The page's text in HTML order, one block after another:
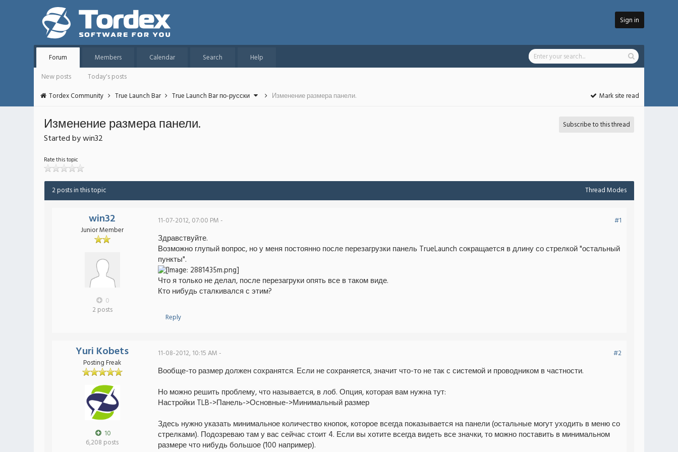
Sign in
Forum Members Calendar Search
Help
New posts
Today's posts
Tordex Community
True Launch Bar True Launch Bar по-русски Изменение размера панели. Mark site read
Изменение размера панели.
Started by win32
Subscribe to this thread
Rate this topic
2 posts in this topic Thread Modes
win32
Junior Member
0
2 posts
11-07-2012, 07:00 PM - #1
Здравствуйте.
Возможно глупый вопрос, но у меня постоянно после перезагрузки панель TrueLaunch сокращается в длину со стрелкой "остальный
пункты".
Что я только не делал, после перезагруки опять все в таком виде.
Кто нибудь сталкивался с этим?
Reply
Yuri Kobets
Posting Freak
10
6,208 posts
11-08-2012, 10:15 AM - #2
Вообще-то размер должен сохранятся. Если не сохраняется, значит что-то не так с системой и проводником в частности.
Но можно решить проблему, что называется, в лоб. Опция, которая вам нужна тут:
Настройки TLB->Панель->Основные->Минимальный размер
Здесь нужно указать минимальное количество кнопок, которое всегда показывается на панели (остальные могут уходить в меню со
стрелками). Подозреваю там у вас сейчас стоит 4. Если вы хотите всегда видеть все значки, то можно поставить в минимальном
размере что нибудь большое (100 например).